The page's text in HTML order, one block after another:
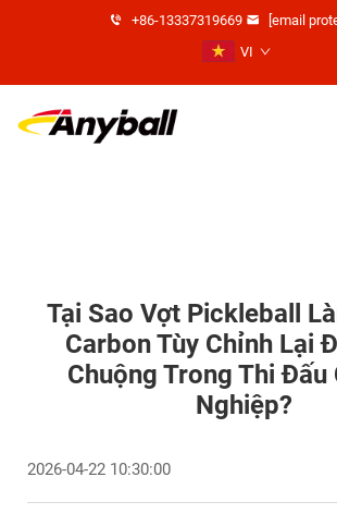
+86-13337319669
[email
VI
Tại Sao Vợt Pickleball
Carbon Tùy Chỉnh Lại
Chuộng Trong Thi Đấu
Nghiệp?
2026-04-22 10:30:00